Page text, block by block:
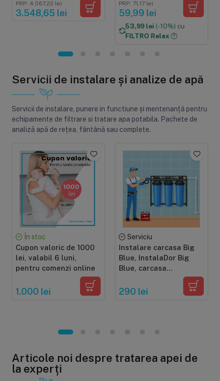
GPD, baterie smart cu
indicator
PRP: 4.067,22 lei
3.548,65 lei
PRP: 71,17 lei
59,99 lei
53,99 lei (-10%) cu
FILTRO Relax
Servicii de instalare și analize de apă
Servicii de instalare, punere in functiune și mentenanță pentru
echipamente de filtrare si tratare apa potabila. Pachete de
analiză apă de rețea, fântână sau complete.
În stoc
Cupon valoric de 1000
lei, valabil 6 luni,
pentru comenzi online
1.000 lei
Serviciu
Instalare carcasa Big
Blue, InstalaDor Big
Blue, carcasa
individuala sau set 2-3
carcase
290 lei
Articole noi despre tratarea apei de
la experți